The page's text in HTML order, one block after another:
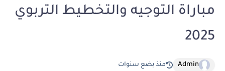
مباراة التوجيه والتخطيط التربوي
2025
Admin منذ بضع سنوات